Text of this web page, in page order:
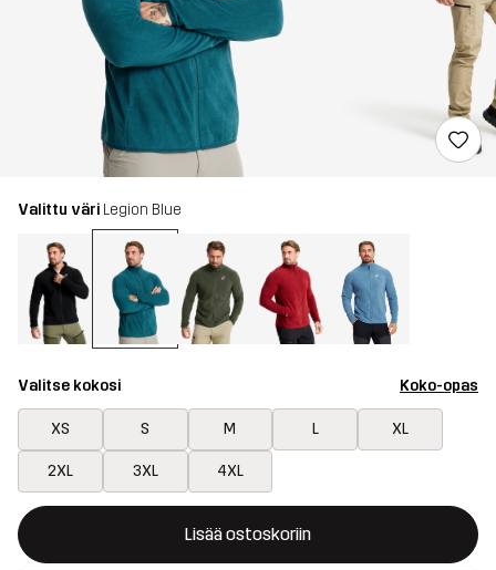
Valittu väri Legion Blue
Valitse kokosi Koko-opas
XS S M L XL
2XL 3XL 4XL
Lisää ostoskoriin
Tämä painike avaa ikkunan, joka vahvistaa uuden tuotteen
{{size}} ei saatavilla